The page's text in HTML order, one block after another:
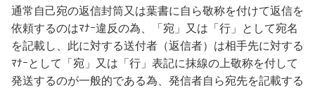
通常自己宛の返信封筒又は葉書に自ら敬称を付けて返信を
依頼するのはﾏﾅｰ違反の為、「宛」又は「行」として宛名
を記載し、此に対する送付者（返信者）は相手先に対する
ﾏﾅｰとして「宛」又は「行」表記に抹線の上敬称を付して
発送するのが一般的である為、発信者自ら宛先を記載する